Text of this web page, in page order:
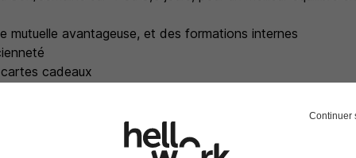
mutuelle avantageuse, et des formations internes
cadeaux
dynamique et bienveillante, où chacun trouve sa place
développer vos compétences et d'évoluer dans un secteur
Continuer